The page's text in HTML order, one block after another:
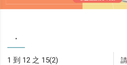
.
1 到 12 之 15(2)